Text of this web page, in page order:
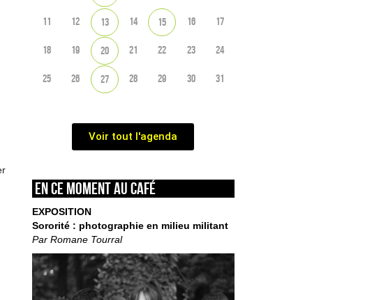
11 12 13 14 15 16 17
18 19 20 21 22 23 24
25 26 27 28 29 30 31
Voir tout l'agenda
En ce moment au café
EXPOSITION
Sororité : photographie en milieu militant
Par Romane Tourral